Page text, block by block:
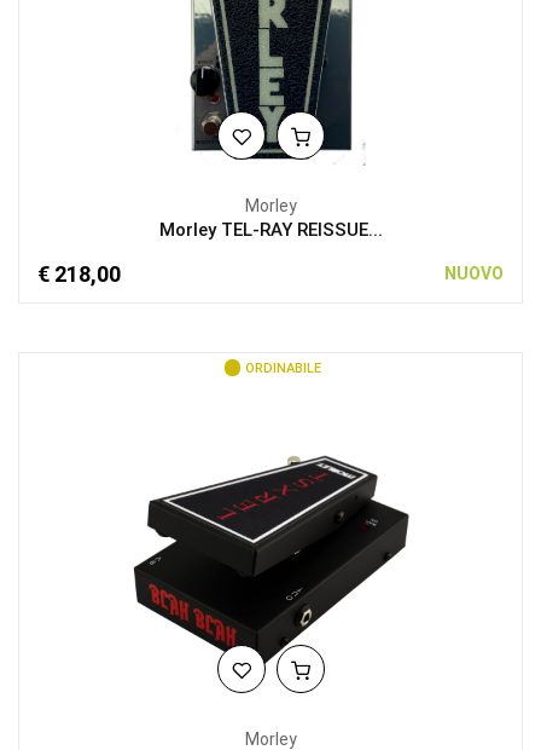
Morley
Morley TEL-RAY REISSUE...
€ 218,00 NUOVO
ORDINABILE
Morley